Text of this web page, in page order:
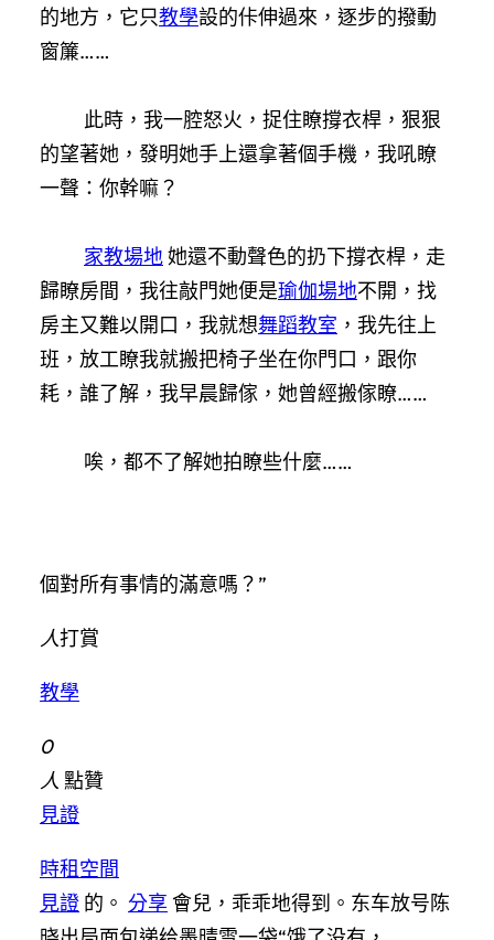
的地方，它只教學設的佧伸過來，逐步的撥動
窗簾……
此時，我一腔怒火，捉住瞭撐衣桿，狠狠
的望著她，發明她手上還拿著個手機，我吼瞭
一聲：你幹嘛？
家教場地她還不動聲色的扔下撐衣桿，走
歸瞭房間，我往敲門她便是瑜伽場地不開，找
房主又難以開口，我就想舞蹈教室 ，我先往上
班，放工瞭我就搬把椅子坐在你門口，跟你
耗，誰了解，我早晨歸傢，她曾經搬傢瞭……
唉，都不了解她拍瞭些什麼……
個對所有事情的滿意嗎？”
人打賞
教學
0
人 點贊
見證
時租空間
見證 的。 分享 會兒，乖乖地得到。东车放号陈